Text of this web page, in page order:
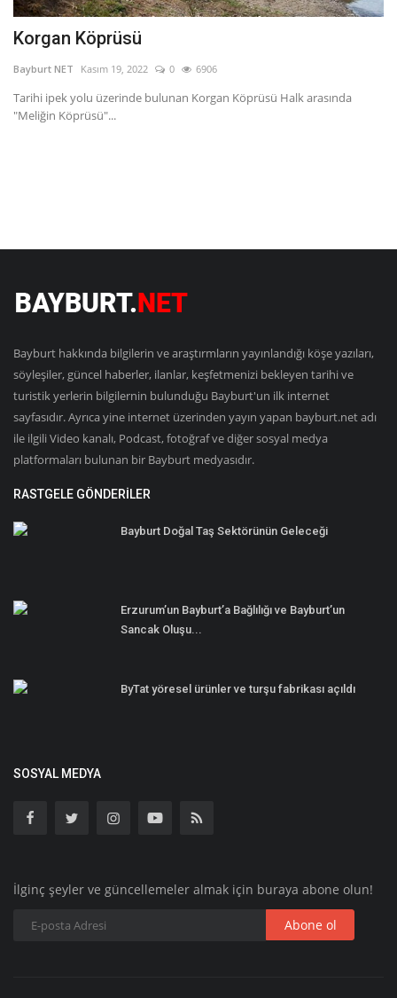
Korgan Köprüsü
Bayburt NET Kasım 19, 2022 0 6906
Tarihi ipek yolu üzerinde bulunan Korgan Köprüsü Halk arasında
"Meliğin Köprüsü"...
Bayburt hakkında bilgilerin ve araştırmların yayınlandığı köşe yazıları,
söyleşiler, güncel haberler, ilanlar, keşfetmenizi bekleyen tarihi ve
turistik yerlerin bilgilernin bulunduğu Bayburt'un ilk internet
sayfasıdır. Ayrıca yine internet üzerinden yayın yapan bayburt.net adı
ile ilgili Video kanalı, Podcast, fotoğraf ve diğer sosyal medya
platformaları bulunan bir Bayburt medyasıdır.
RASTGELE GÖNDERILER
Bayburt Doğal Taş Sektörünün Geleceği
Erzurum’un Bayburt’a Bağlılığı ve Bayburt’un
Sancak Oluşu...
ByTat yöresel ürünler ve turşu fabrikası açıldı
SOSYAL MEDYA
İlginç şeyler ve güncellemeler almak için buraya abone olun!
Abone ol